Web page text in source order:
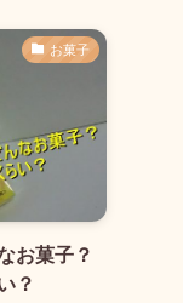
お菓子
お菓子？
？